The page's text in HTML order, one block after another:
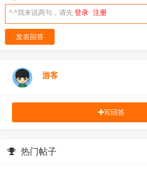
^-^我来说两句，请先登录 · 注册
发表回答
游客
写回答
热门帖子